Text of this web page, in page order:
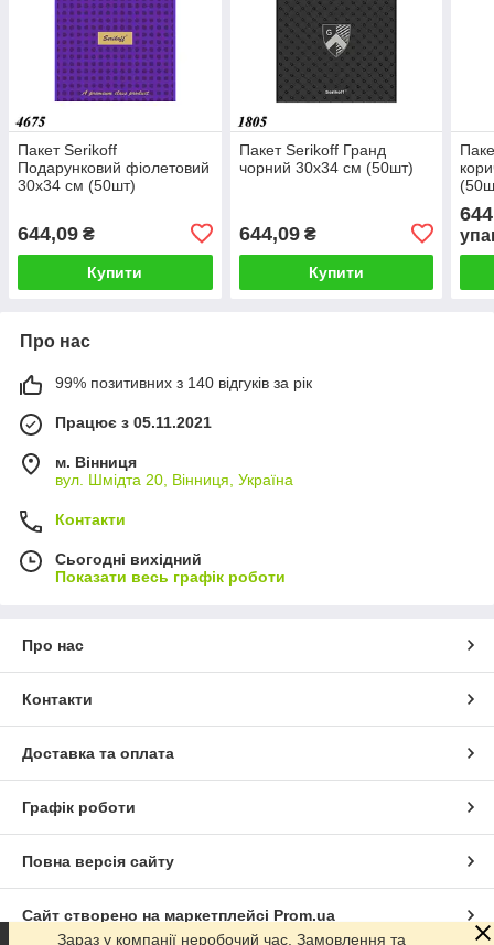
Пакет Serikoff
Подарунковий фіолетовий
30х34 см (50шт)
644,09 ₴
Купити
Пакет Serikoff Гранд
чорний 30х34 см (50шт)
644,09₴
Купити
Про нас
99% позитивних з 140 відгуків за рік
Працює з 05.11.2021
м. Вінниця
вул. Шмідта 20, Вінниця, Україна
Контакти
Сьогодні вихідний
Показати весь графік роботи
Про нас
Контакти
Доставка та оплата
Графік роботи
Повна версія сайту
Сайт створено на маркетплейсі Prom.ua
Зараз у компанії неробочий час. Замовлення та